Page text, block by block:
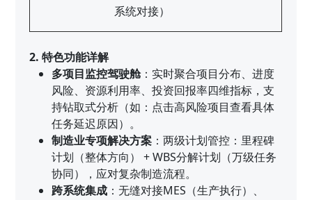
系统对接）
2. 特色功能详解
多项目监控驾驶舱：实时聚合项目分布、进度
风险、资源利用率、投资回报率四维指标，支
持钻取式分析（如：点击高风险项目查看具体
任务延迟原因）。
制造业专项解决方案 ：两级计划管控：里程碑
计划（整体方向） + WBS分解计划（万级任务
协同），应对复杂制造流程。
跨系统集成 ：无缝对接MES（生产执行）、